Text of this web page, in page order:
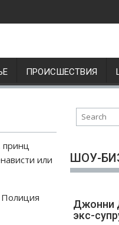
ПРОИСШЕСТВИЯ
принц
или
Полиция
ШОУ-
Джонни
экс-